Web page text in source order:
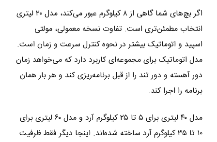
اگر بچ‌های شما گاهی از ۸ کیلوگرم عبور می‌کند، مدل ۲۰ لیتری
انتخاب مطمئن‌تری است. تفاوت نسخه معمولی، مولتی
اسپید و اتوماتیک بیشتر در نحوه کنترل سرعت و زمان است.
مدل اتوماتیک برای مجموعه‌ای کاربرد دارد که می‌خواهد زمان
دور آهسته و دور تند را از قبل برنامه‌ریزی کند و هر بار همان
برنامه را اجرا کند.
مدل ۴۰ لیتری برای ۵ تا ۲۵ کیلوگرم آرد و مدل ۶۰ لیتری برای
۱۰ تا ۳۵ کیلوگرم آرد ساخته شده‌اند. اینجا دیگر فقط ظرفیت